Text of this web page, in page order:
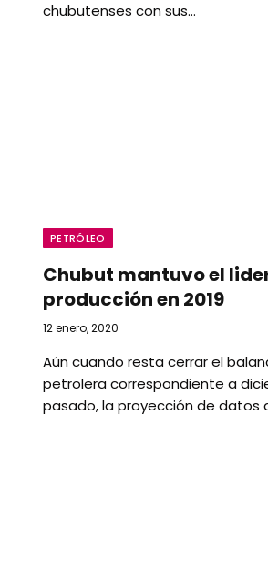
chubutenses con sus…
PETRÓLEO
Chubut mantuvo el
producción en 2019
12 enero, 2020
Aún cuando resta cerrar el
petrolera correspondiente a
pasado, la proyección de datos